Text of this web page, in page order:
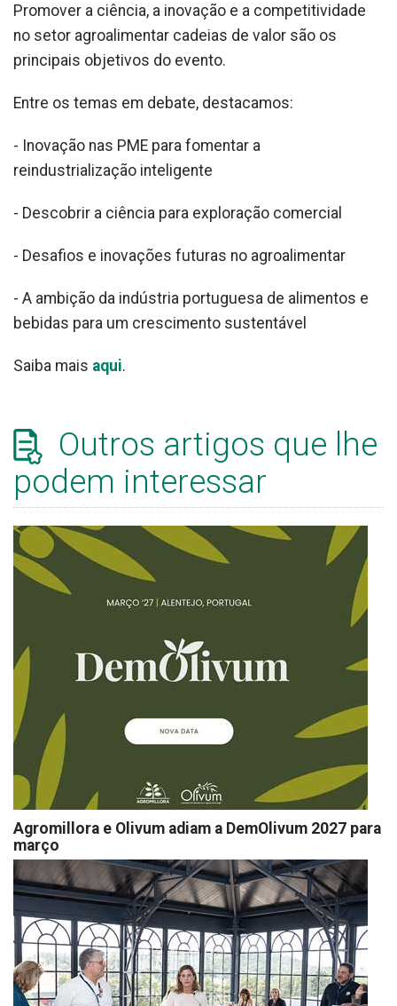
Promover a ciência, a inovação e a competitividade
no setor agroalimentar cadeias de valor são os
principais objetivos do evento.
Entre os temas em debate, destacamos:
- Inovação nas PME para fomentar a
reindustrialização inteligente
- Descobrir a ciência para exploração comercial
- Desafios e inovações futuras no agroalimentar
- A ambição da indústria portuguesa de alimentos e
bebidas para um crescimento sustentável
Saiba mais aqui.
Outros artigos que lhe
podem interessar
Agromillora e Olivum adiam a DemOlivum 2027 para
março